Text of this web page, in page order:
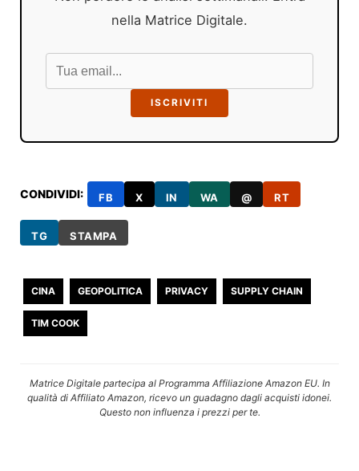
nella Matrice Digitale.
ISCRIVITI
CONDIVIDI: FB X IN WA @ RT
TG STAMPA
CINA GEOPOLITICA PRIVACY SUPPLY CHAIN
TIM COOK
Matrice Digitale partecipa al Programma Affiliazione Amazon EU. In
qualità di Affiliato Amazon, ricevo un guadagno dagli acquisti idonei.
Questo non influenza i prezzi per te.